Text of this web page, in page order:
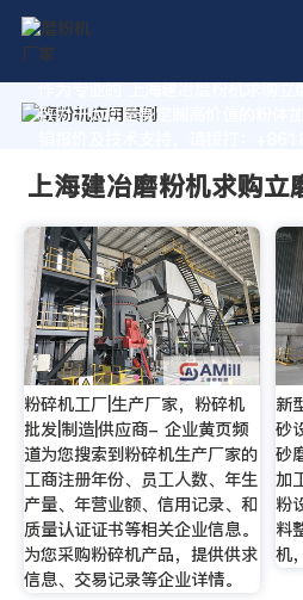
作为专业的 上海建冶磨粉机求购
致力于为您量身定制高价值的粉体
上海建冶磨粉机求购立
粉碎机工厂|生产厂家，粉碎机
批发|制造|供应商- 企业黄页频
道为您搜索到粉碎机生产厂家的
工商注册年份、员工人数、年生
产量、年营业额、信用记录、和
质量认证证书等相关企业信息。
为您采购粉碎机产品，提供供求
信息、交易记录等企业详情。
新
砂
砂
加
粉
料
机